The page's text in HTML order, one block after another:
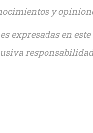
y
expresadas en